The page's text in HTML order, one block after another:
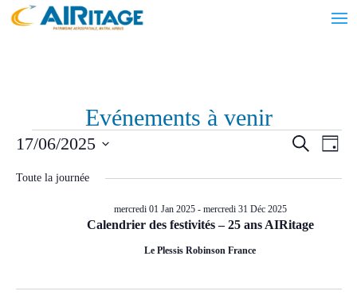
Evénements à venir
Évènements
mardi
vues
Recherche
de
Jour
17/06/2025
Toute la journée
Calendrier des festivités – 25 ans AIRitage
mercredi 01 Jan 2025- mercredi 31 Déc 2025
Le Plessis Robinson France